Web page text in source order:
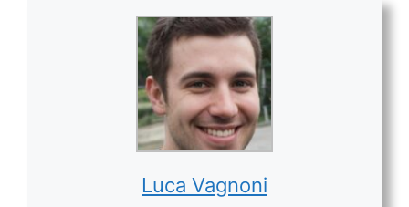
Luca Vagnoni